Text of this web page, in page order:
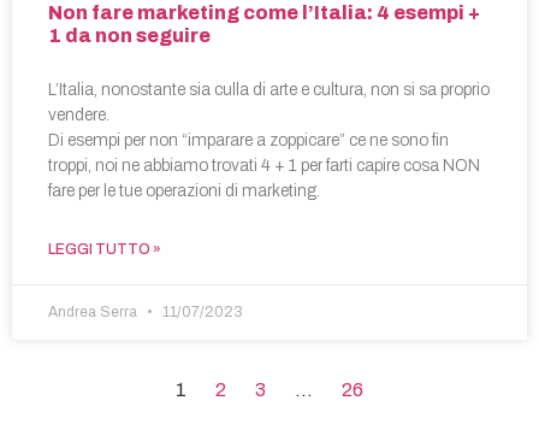
Non fare marketing come l’Italia: 4 esempi +
1 da non seguire
L’Italia, nonostante sia culla di arte e cultura, non si sa proprio
vendere.
Di esempi per non “imparare a zoppicare” ce ne sono fin
troppi, noi ne abbiamo trovati 4 + 1 per farti capire cosa NON
fare per le tue operazioni di marketing.
LEGGI TUTTO »
Andrea Serra 11/07/2023
1 2 3 … 26